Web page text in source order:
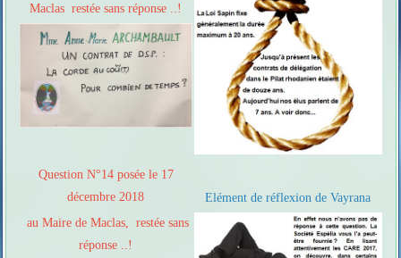
Maclas restée sans réponse ..!
Question N°14 posée le 17
décembre 2018
au Maire de Maclas, restée sans
réponse ..!
Elément de réflexion de Vayrana